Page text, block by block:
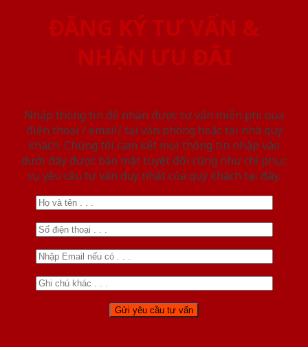
ĐĂNG KÝ TƯ VẤN &
NHẬN ƯU ĐÃI
Nhập thông tin để nhận được tư vấn miễn phí qua
điện thoại / email/ tại văn phòng hoặc tại nhà quý
khách. Chúng tôi cam kết mọi thông tin nhập vào
dưới đây được bảo mật tuyệt đối cũng như chỉ phục
vụ yêu cầu tư vấn duy nhất của quý khách tại đây.